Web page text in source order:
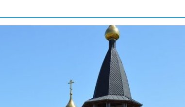
заповедника родились крапчатые
суслики